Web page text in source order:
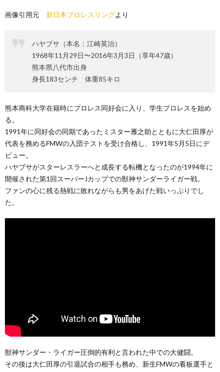
画像引用元 新日本プロレスリングより
ハヤブサ（本名：江崎英治）
1968年11月29日〜2016年3月3日（享年47歳）
熊本県八代市出身
身長183センチ 体重85キロ
熊本商科大学在籍時にプロレス同好会に入り、学生プロレスを始め
る。
1991年に同好会の同期であったミスター雁之助とともに大仁田厚が
代表を務めるFMWの入団テストを受け合格し、1991年5月5日にデ
ビュー。
ハヤブサがスターレスラーへと成長する転機となったのが1994年に
開催された第1回スーパーJカップでの獣神サンダーライガー戦。
ファンの心に残る熱戦に敗れながらも男をあげた戦いっぷりでし
た。
獣神サンダー・ライガー圧倒的有利と言われた中での大健闘。
その後は大仁田厚の引退試合の相手も務め、新生FMWの看板選手と